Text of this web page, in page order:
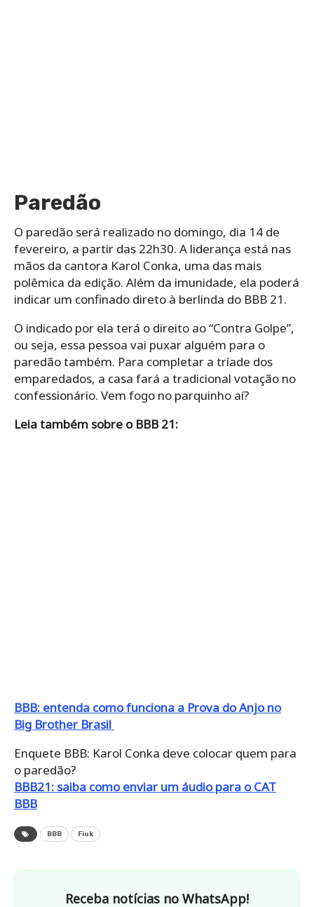
Paredão
O paredão será realizado no domingo, dia 14 de
fevereiro, a partir das 22h30. A liderança está nas
mãos da cantora Karol Conka, uma das mais
polêmica da edição. Além da imunidade, ela poderá
indicar um confinado direto à berlinda do BBB 21.
O indicado por ela terá o direito ao “Contra Golpe”,
ou seja, essa pessoa vai puxar alguém para o
paredão também. Para completar a tríade dos
emparedados, a casa fará a tradicional votação no
confessionário. Vem fogo no parquinho aí?
Leia também sobre o BBB 21:
BBB: entenda como funciona a Prova do Anjo no
Big Brother Brasil
Enquete BBB: Karol Conka deve colocar quem para
o paredão?
BBB21: saiba como enviar um áudio para o CAT
BBB
BBB Fiuk
Receba notícias no WhatsApp!